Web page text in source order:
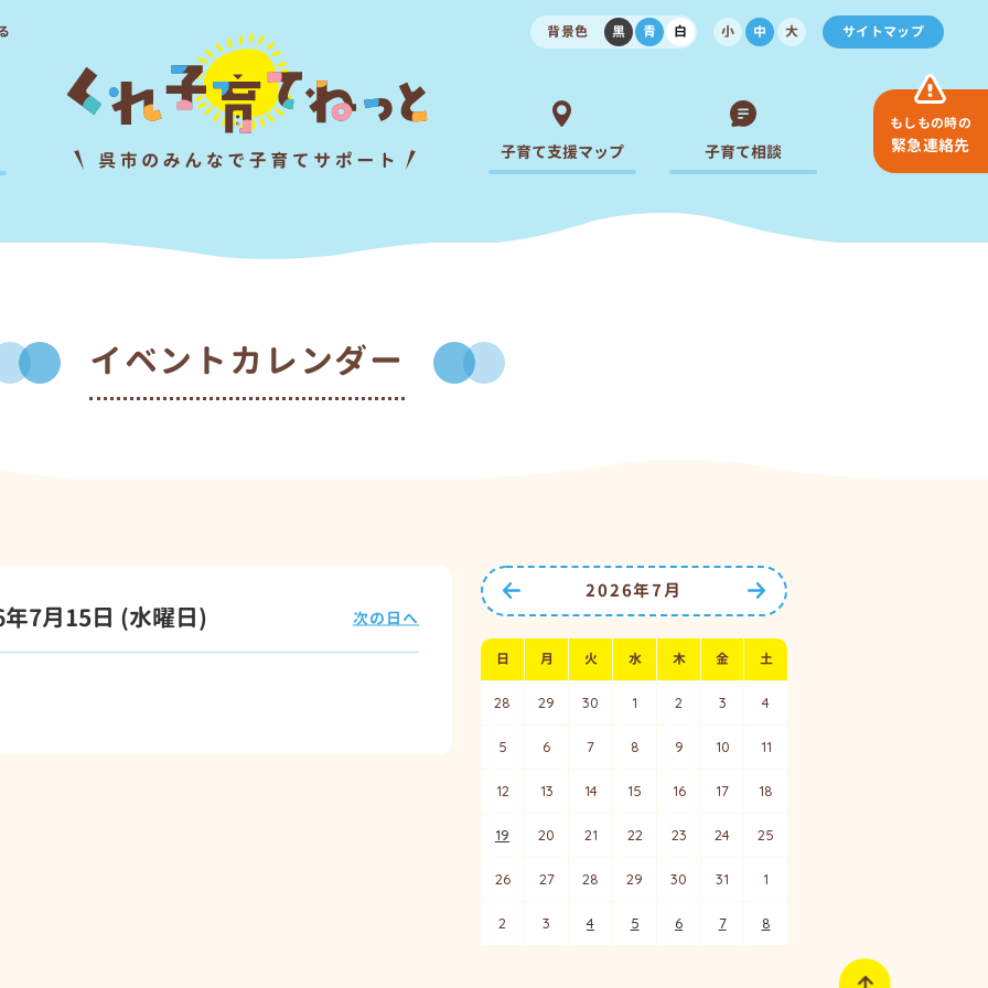
背景色 黒 青 白 小 中 大 サイトマップ
子育て支援マップ 子育て相談
もしもの時の
緊急連絡先
イベントカレンダー
7月15日 (水曜日) 次の日へ
次の月へ
2026年7月
日 月 火 水 木 金 土
28 29 30 1 2 3 4
5 6 7 8 9 10 11
12 13 14 15 16 17 18
19 20 21 22 23 24 25
26 27 28 29 30 31 1
2 3 4 5 6 7 8